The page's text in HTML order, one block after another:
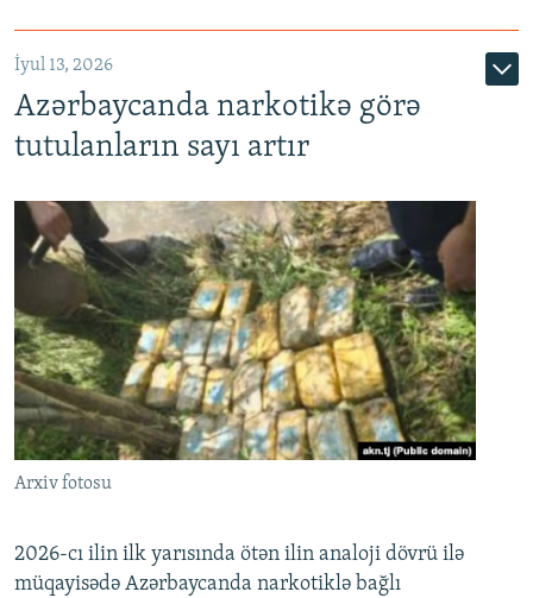
İyul 13, 2026
Azərbaycanda narkotikə görə
tutulanların sayı artır
Arxiv fotosu
2026-cı ilin ilk yarısında ötən ilin analoji dövrü ilə
müqayisədə Azərbaycanda narkotiklə bağlı